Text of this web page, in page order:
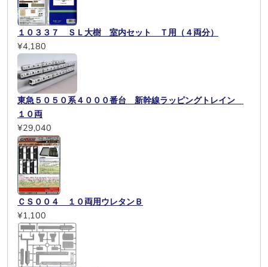
１０３３７ ＳＬ大樹 室内セット Ｔ用（４両分）
¥4,180
東急５０５０系４０００番台 新幹線ラッピングトレイン
１０両
¥29,040
ＣＳ００４ １０両用ウレタンＢ
¥1,100